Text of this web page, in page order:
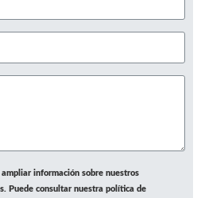
información sobre nuestros
Puede consultar nuestra política de